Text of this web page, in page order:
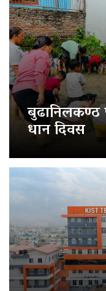
बुढानिलकण्ठ
धान दिवस